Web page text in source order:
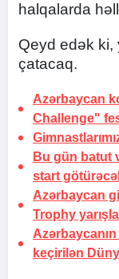
halqalarda
Qeyd edək ki,
çatacaq.
Azərbaycan
Challenge"
Bu gün batut
start
Azərbaycan
Trophy
keçirilən